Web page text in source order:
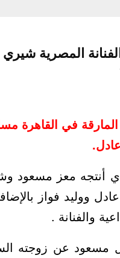
المصرية
في القاهرة
أنتجه معز مسعود
ووليد فواز
والفنانة .
عن زوجته